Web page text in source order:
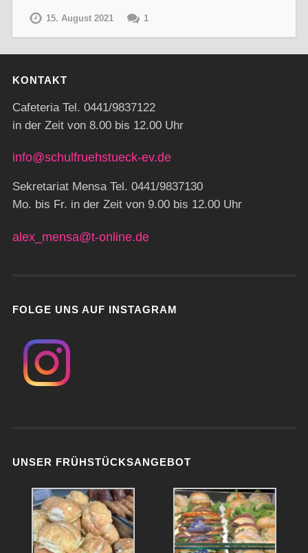
15. August 2021 1
KONTAKT
Cafeteria Tel. 0441/9837122
in der Zeit von 8.00 bis 12.00 Uhr
info@schulfruehstueck-ev.de
Sekretariat Mensa Tel. 0441/9837130
Mo. bis Fr. in der Zeit von 9.00 bis 12.00 Uhr
alex_mensa@t-online.de
FOLGE UNS AUF INSTAGRAM
UNSER FRÜHSTÜCKSANGEBOT